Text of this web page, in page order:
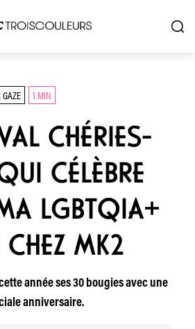
GAZE 1 MIN
CHÉRIES-
CÉLÈBRE
LGBTQIA+
CHEZ MK2
année ses 30 bougies avec une
anniversaire.